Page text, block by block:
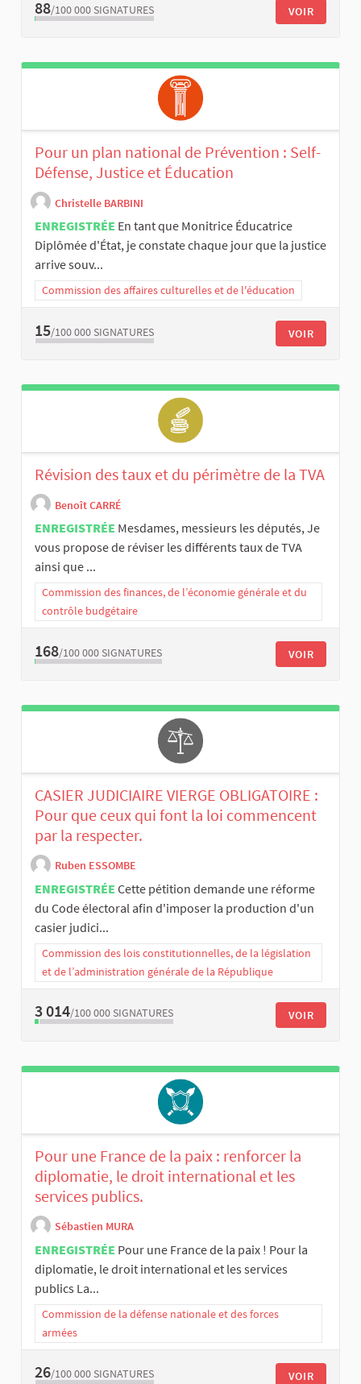
88/100 000 SIGNATURES VOIR
Pour un plan national de Prévention : Self-
Défense, Justice et Éducation
Christelle BARBINI
ENREGISTRÉE En tant que Monitrice Éducatrice
Diplômée d'État, je constate chaque jour que la justice
arrive souv...
Commission des affaires culturelles et de l'éducation
15/100 000 SIGNATURES VOIR
Révision des taux et du périmètre de la TVA
Benoît CARRÉ
ENREGISTRÉE Mesdames, messieurs les députés, Je
vous propose de réviser les différents taux de TVA
ainsi que ...
Commission des finances, de l’économie générale et du
contrôle budgétaire
168/100 000 SIGNATURES VOIR
CASIER JUDICIAIRE VIERGE OBLIGATOIRE :
Pour que ceux qui font la loi commencent
par la respecter.
Ruben ESSOMBE
ENREGISTRÉE Cette pétition demande une réforme
du Code électoral afin d'imposer la production d'un
casier judici...
Commission des lois constitutionnelles, de la législation
et de l’administration générale de la République
3 014/100 000 SIGNATURES VOIR
Pour une France de la paix : renforcer la
diplomatie, le droit international et les
services publics.
Sébastien MURA
ENREGISTRÉE Pour une France de la paix ! Pour la
diplomatie, le droit international et les services
publics La...
Commission de la défense nationale et des forces
armées
26/100 000 SIGNATURES VOIR